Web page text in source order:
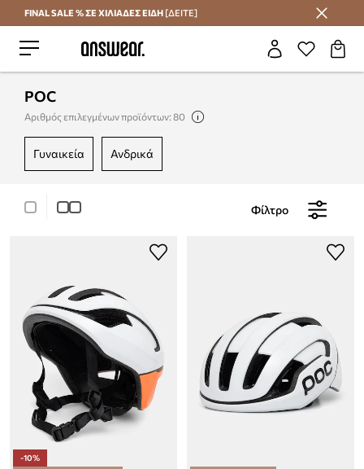
Εξοικονομήστε με το Answear Club
FINAL SALE % ΣΕ ΧΙΛΙΑΔΕΣ ΕΙΔΗ [ΔΕΙΤΕ]
POC
Αριθμός επιλεγμένων προϊόντων: 80
γυναικεία ανδρικά
Φίλτρο
-10%